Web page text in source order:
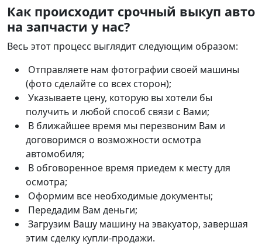
Как происходит срочный выкуп авто
на запчасти у нас?
Весь этот процесс выглядит следующим образом:
Отправляете нам фотографии своей машины
(фото сделайте со всех сторон);
Указываете цену, которую вы хотели бы
получить и любой способ связи с Вами;
В ближайшее время мы перезвоним Вам и
договоримся о возможности осмотра
автомобиля;
В обговоренное время приедем к месту для
осмотра;
Оформим все необходимые документы;
Передадим Вам деньги;
Загрузим Вашу машину на эвакуатор, завершая
этим сделку купли-продажи.